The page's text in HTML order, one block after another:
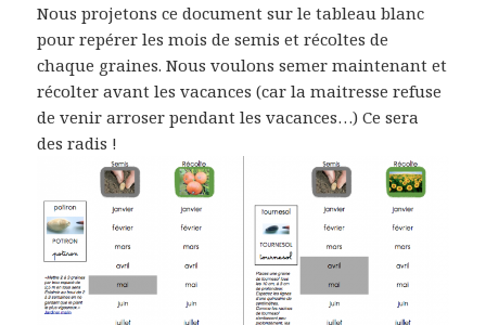
Nous projetons ce document sur le tableau blanc
pour repérer les mois de semis et récoltes de
chaque graines. Nous voulons semer maintenant et
récolter avant les vacances (car la maitresse refuse
de venir arroser pendant les vacances…) Ce sera
des radis !